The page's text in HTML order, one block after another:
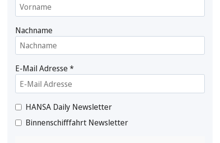
Nachname
E-Mail Adresse*
HANSA Daily Newsletter
Binnenschifffahrt Newsletter